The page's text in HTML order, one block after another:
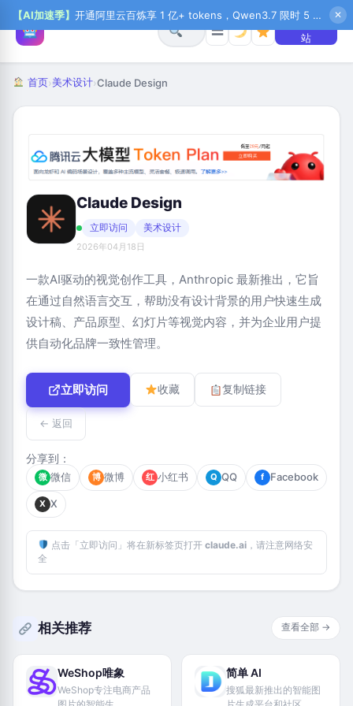
【AI加速季】 开通阿里云百炼享 1 亿+ tokens，Qwen3.7 限时 5 折起，秒悟新注送 1 万积分，加入 OPC 赢百万助力金，QoderWork CN 首月 0 元 ✕
☰
+ 提交网
站
首页›美术设计›Claude Design
Claude Design
立即访问 美术设计
2026年04月18日
一款AI驱动的视觉创作工具，Anthropic 最新推出，它旨
在通过自然语言交互，帮助没有设计背景的用户快速生成
设计稿、产品原型、幻灯片等视觉内容，并为企业用户提
供自动化品牌一致性管理。‌‌
立即访问 收藏 复制链接
← 返回
分享到：
微 微信 博 微博 红 小红书 Q QQ f Facebook
X X
点击「立即访问」将在新标签页打开 claude.ai，请注意网络安
全
相关推荐 查看全部 →
WeShop唯象
WeShop专注电商产品
简单 AI
搜狐最新推出的智能图